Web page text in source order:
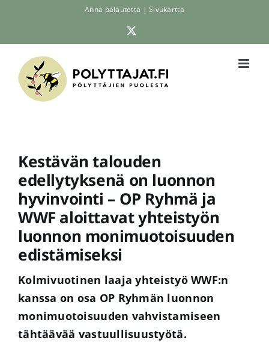
content
Anna palautetta |Sivukartta
Kestävän talouden
edellytyksenä on luonnon
hyvinvointi – OP Ryhmä ja
WWF aloittavat yhteistyön
luonnon monimuotoisuuden
edistämiseksi
Kolmivuotinen laaja yhteistyö WWF:n
kanssa on osa OP Ryhmän luonnon
monimuotoisuuden vahvistamiseen
tähtäävää vastuullisuustyötä.